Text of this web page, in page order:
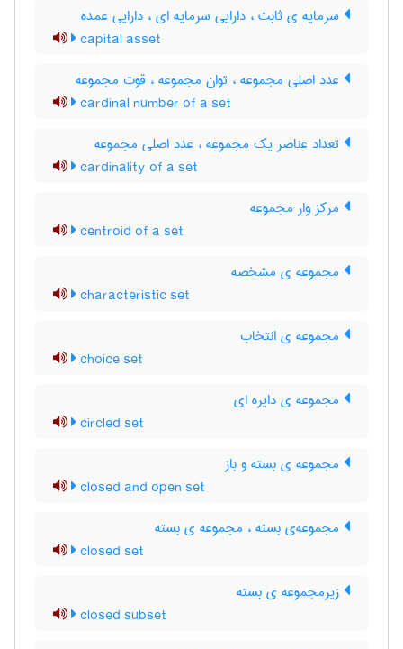
سرمایه ی ثابت ، دارایی سرمایه ای ، دارایی عمده
capital asset
عدد اصلی مجموعه ، توان مجموعه ، قوت مجموعه
cardinal number of a set
تعداد عناصر یک مجموعه ، عدد اصلی مجموعه
cardinality of a set
مرکز وار مجموعه
centroid of a set
مجموعه ی مشخصه
characteristic set
مجموعه ی انتخاب
choice set
مجموعه ی دایره ای
circled set
مجموعه ی بسته و باز
closed and open set
مجموعه‌ی بسته ، مجموعه ی بسته
closed set
زیرمجموعه ی بسته
closed subset